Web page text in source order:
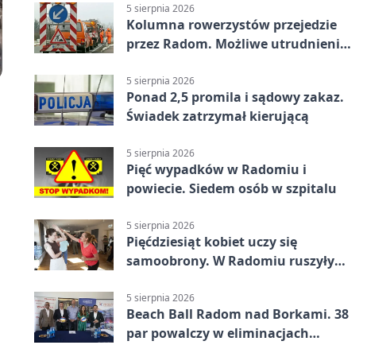
5 sierpnia 2026
Kolumna rowerzystów przejedzie
przez Radom. Możliwe utrudnienia
5 sierpnia 2026
Ponad 2,5 promila i sądowy zakaz.
Świadek zatrzymał kierującą
5 sierpnia 2026
Pięć wypadków w Radomiu i
powiecie. Siedem osób w szpitalu
5 sierpnia 2026
Pięćdziesiąt kobiet uczy się
samoobrony. W Radomiu ruszyły
5 sierpnia 2026
Beach Ball Radom nad Borkami. 38
par powalczy w eliminacjach